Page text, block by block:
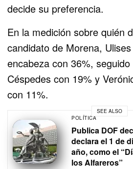
decide su preferencia.
En la medición sobre quién
candidato de Morena,
encabeza con 36%,
Céspedes con 19% y
con 11%.
SEE ALSO
POLÍTICA
Publica DOF
declara el 1 de
año, como el
los Alfareros”